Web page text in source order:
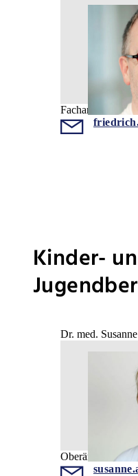
Facharzt
Kinder-
Dr. med.
Oberärztin